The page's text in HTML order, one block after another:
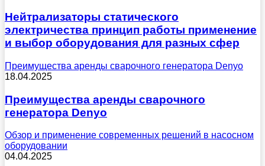
Нейтрализаторы статического
электричества принцип работы применение
и выбор оборудования для разных сфер
Преимущества аренды сварочного генератора Denyo
18.04.2025
Преимущества аренды сварочного
генератора Denyo
Обзор и применение современных решений в насосном
оборудовании
04.04.2025